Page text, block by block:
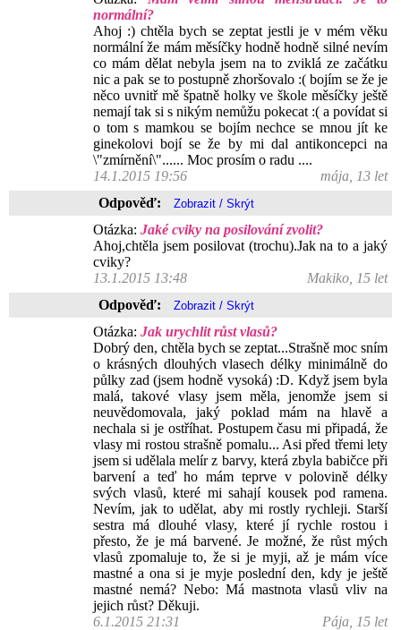
normální?
Ahoj :) chtěla bych se zeptat jestli je v mém věku
normální že mám měsíčky hodně hodně silné nevím
co mám dělat nebyla jsem na to zviklá ze začátku
nic a pak se to postupně zhoršovalo :( bojím se že je
něco uvnitř mě špatně holky ve škole měsíčky ještě
nemají tak si s nikým nemůžu pokecat :( a povídat si
o tom s mamkou se bojím nechce se mnou jít ke
ginekolovi bojí se že by mi dal antikoncepci na
\"zmírnění\"...... Moc prosím o radu ....
14.1.2015 19:56
mája, 13 let
Odpověď:
Otázka: Jaké cviky na posilování zvolit?
Ahoj,chtěla jsem posilovat (trochu).Jak na to a jaký
cviky?
13.1.2015 13:48
Makiko, 15 let
Odpověď:
Otázka: Jak urychlit růst vlasů?
Dobrý den, chtěla bych se zeptat...Strašně moc sním
o krásných dlouhých vlasech délky minimálně do
půlky zad (jsem hodně vysoká) :D. Když jsem byla
malá, takové vlasy jsem měla, jenomže jsem si
neuvědomovala, jaký poklad mám na hlavě a
nechala si je ostříhat. Postupem času mi připadá, že
vlasy mi rostou strašně pomalu... Asi před třemi lety
jsem si udělala melír z barvy, která zbyla babičce při
barvení a teď ho mám teprve v polovině délky
svých vlasů, které mi sahají kousek pod ramena.
Nevím, jak to udělat, aby mi rostly rychleji. Starší
sestra má dlouhé vlasy, které jí rychle rostou i
přesto, že je má barvené. Je možné, že růst mých
vlasů zpomaluje to, že si je myji, až je mám více
mastné a ona si je myje poslední den, kdy je ještě
mastné nemá? Nebo: Má mastnota vlasů vliv na
jejich růst? Děkuji.
6.1.2015 21:31
Pája, 15 let